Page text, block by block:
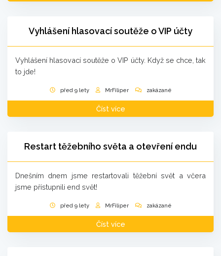
Vyhlášení hlasovací soutěže o VIP účty
Vyhlášení hlasovací soutěže o VIP účty. Když se chce, tak
to jde!
před 9 lety MrFiliper zakázané
Číst více
Restart těžebního světa a otevření endu
Dnešním dnem jsme restartovali těžební svět a včera
jsme přístupnili end svět!
před 9 lety MrFiliper zakázané
Číst více